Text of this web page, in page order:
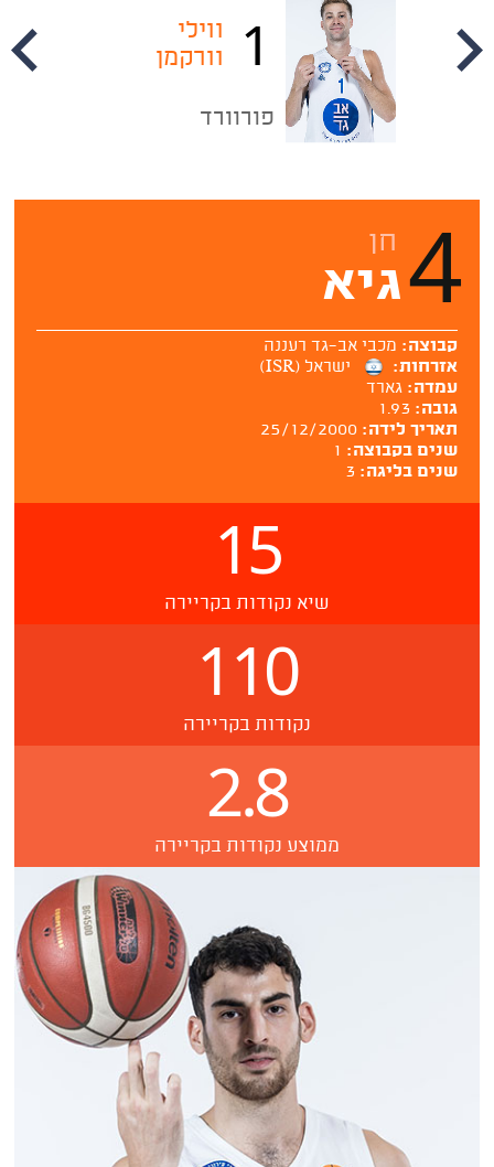
1
ווילי
וורקמן
פורוורד
4 חן
גיא
קבוצה: מכבי אב־גד רעננה
אזרחות:
ישראל (ISR)
עמדה:גארד
גובה: 1.93
תאריך לידה:25/12/2000
שנים בקבוצה: 1
שנים בליגה: 3
15
שיא נקודות בקריירה
110
נקודות בקריירה
2.8
ממוצע נקודות בקריירה